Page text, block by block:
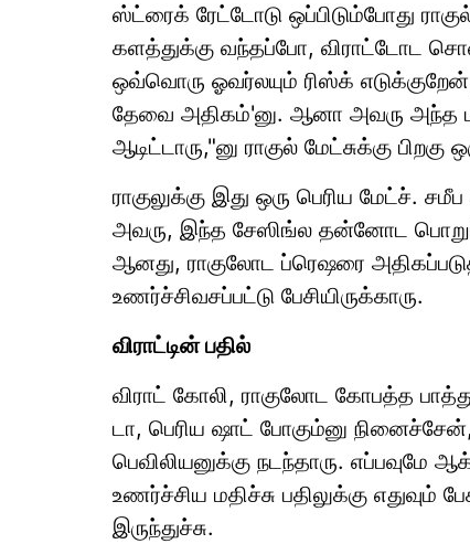
ஸ்ட்ரைக் ரேட்டோடு ஒப்பிடும்போது
களத்துக்கு வந்தப்போ, விராட்டோட
ஒவ்வொரு ஓவர்லயும் ரிஸ்க்
தேவை அதிகம்'னு. ஆனா அவரு அந்த
ஆடிட்டாரு,"னு ராகுல் மேட்சுக்கு பிறகு
ராகுலுக்கு இது ஒரு பெரிய மேட்ச்.
அவரு, இந்த சேஸிங்ல தன்னோட
ஆனது, ராகுலோட ப்ரெஷரை
உணர்ச்சிவசப்பட்டு பேசியிருக்காரு.
விராட்டின் பதில்
விராட் கோலி, ராகுலோட கோபத்த
டா, பெரிய ஷாட் போகும்னு
பெவிலியனுக்கு நடந்தாரு.
உணர்ச்சிய மதிச்சு பதிலுக்கு எதுவும்
இருந்துச்சு.